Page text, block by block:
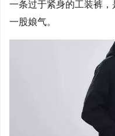
一条过于紧身的工装裤
一股娘气。